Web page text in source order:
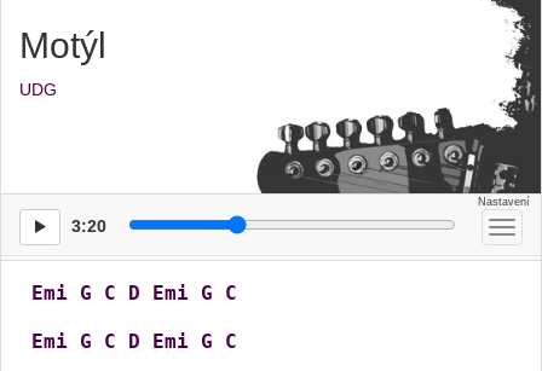
Motýl
UDG
3:20
Emi G C D Emi G C
Emi G C D Emi G C